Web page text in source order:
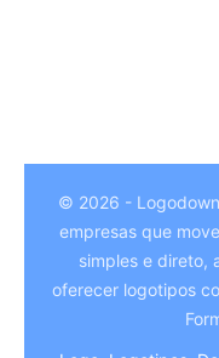
© 2026 -
empresas que
simples e direto,
oferecer logotipos